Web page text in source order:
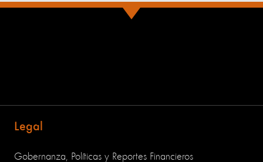
Legal
Gobernanza, Políticas y Reportes Financieros